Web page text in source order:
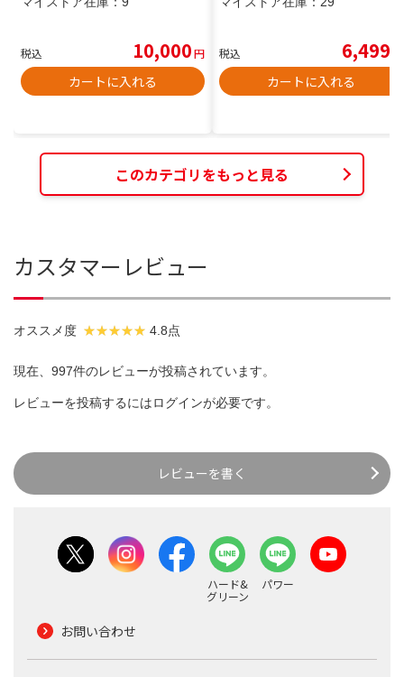
税込 10,000円
カートに入れる
税込 6,499
カートに入れる
このカテゴリをもっと見る
カスタマーレビュー
オススメ度 4.8点
現在、997件のレビューが投稿されています。
レビューを投稿するにはログインが必要です。
レビューを書く
ハード&
グリーン
パワー
お問い合わせ